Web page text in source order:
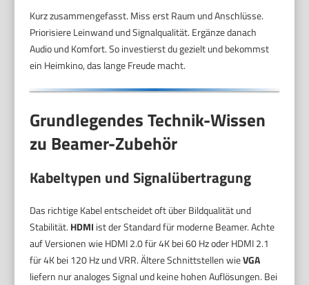
Kurz zusammengefasst. Miss erst Raum und Anschlüsse.
Priorisiere Leinwand und Signalqualität. Ergänze danach
Audio und Komfort. So investierst du gezielt und bekommst
ein Heimkino, das lange Freude macht.
Grundlegendes Technik-Wissen
zu Beamer-Zubehör
Kabeltypen und Signalübertragung
Das richtige Kabel entscheidet oft über Bildqualität und
Stabilität. HDMI ist der Standard für moderne Beamer. Achte
auf Versionen wie HDMI 2.0 für 4K bei 60 Hz oder HDMI 2.1
für 4K bei 120 Hz und VRR. Ältere Schnittstellen wieVGA
liefern nur analoges Signal und keine hohen Auflösungen. Bei